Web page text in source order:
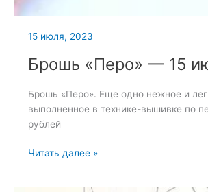
15 июля, 2023
Брошь «Перо» — 15
Брошь «Перо». Еще одно нежное и
выполненное в технике-вышивке по
рублей
Брошь
Читать далее »